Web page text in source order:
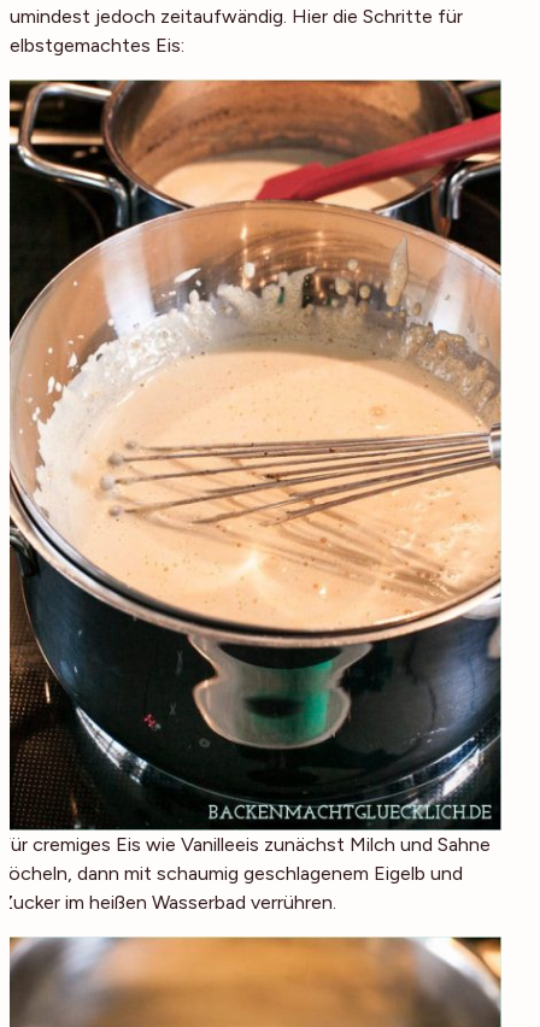
zumindest jedoch zeitaufwändig. Hier die Schritte für
selbstgemachtes Eis:
Für cremiges Eis wie Vanilleeis zunächst Milch und Sahne
köcheln, dann mit schaumig geschlagenem Eigelb und
Zucker im heißen Wasserbad verrühren.